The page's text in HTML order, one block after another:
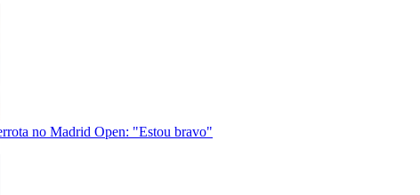
no Madrid Open: "Estou bravo"